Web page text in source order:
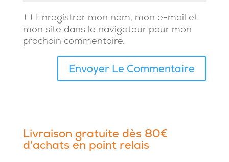
Enregistrer mon nom, mon e-mail et
mon site dans le navigateur pour mon
prochain commentaire.
Livraison gratuite dès 80€
d'achats en point relais